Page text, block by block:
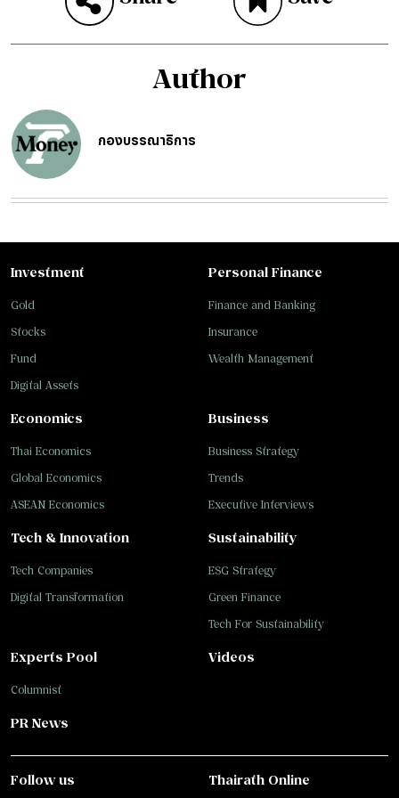
Author
กองบรรณาธิการ
Investment
Gold
Stocks
Fund
Digital Assets
Personal Finance
Finance and Banking
Insurance
Wealth Management
Business
Business Strategy
Trends
Executive Interviews
Tech & Innovation
Tech Companies
Digital Transformation
Sustainability
ESG Strategy
Green Finance
Tech For Sustainability
Economics
Thai Economics
Global Economics
ASEAN Economics
Experts Pool
Columnist
Videos
PR News
Follow us Thairath Online